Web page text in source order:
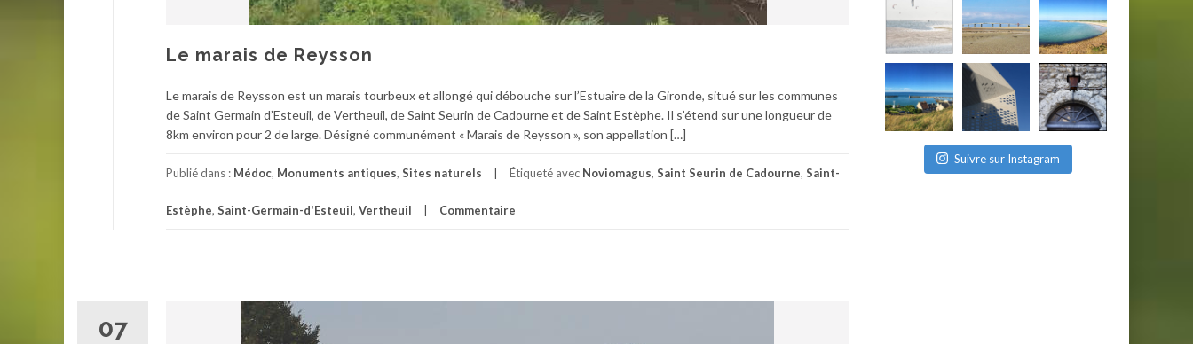
Le marais de Reysson
Le marais de Reysson est un marais tourbeux et allongé qui débouche sur l’Estuaire de la Gironde, situé sur les communes
de Saint Germain d’Esteuil, de Vertheuil, de Saint Seurin de Cadourne et de Saint Estèphe. Il s’étend sur une longueur de
8km environ pour 2 de large. Désigné communément « Marais de Reysson », son appellation […]
Publié dans : Médoc, Monuments antiques, Sites naturels Étiqueté avec Noviomagus, Saint Seurin de Cadourne, Saint-
Estèphe, Saint-Germain-d'Esteuil, Vertheuil Commentaire
07
Suivre sur Instagram